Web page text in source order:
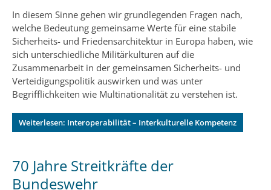
In diesem Sinne gehen wir grundlegenden Fragen nach,
welche Bedeutung gemeinsame Werte für eine stabile
Sicherheits- und Friedensarchitektur in Europa haben, wie
sich unterschiedliche Militärkulturen auf die
Zusammenarbeit in der gemeinsamen Sicherheits- und
Verteidigungspolitik auswirken und was unter
Begrifflichkeiten wie Multinationalität zu verstehen ist.
Weiterlesen: Interoperabilität – Interkulturelle Kompetenz
70 Jahre Streitkräfte der
Bundeswehr